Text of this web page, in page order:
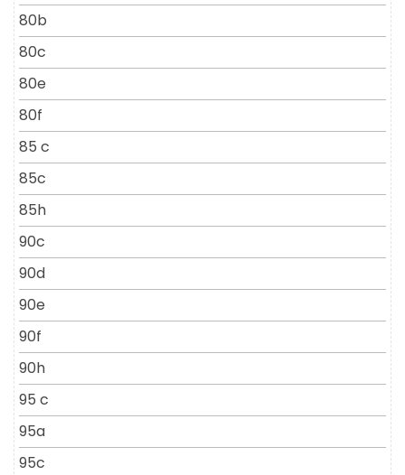
80b
80c
80e
80f
85 c
85c
85h
90c
90d
90e
90f
90h
95 c
95a
95c